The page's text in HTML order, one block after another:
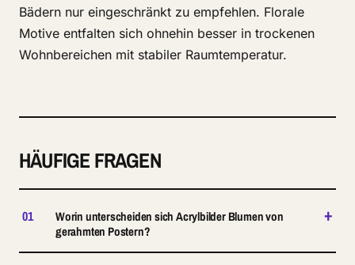
Bädern nur eingeschränkt zu empfehlen. Florale
Motive entfalten sich ohnehin besser in trockenen
Wohnbereichen mit stabiler Raumtemperatur.
HÄUFIGE FRAGEN
01
Worin unterscheiden sich Acrylbilder Blumen von
gerahmten Postern?
+